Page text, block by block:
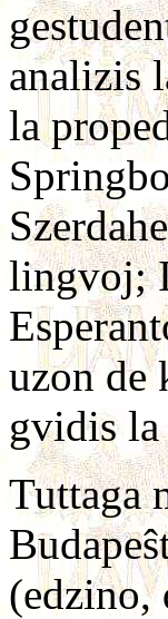
analizis
la
lingvoj;
uzon de
gvidis
Tuttaga
(edzino,